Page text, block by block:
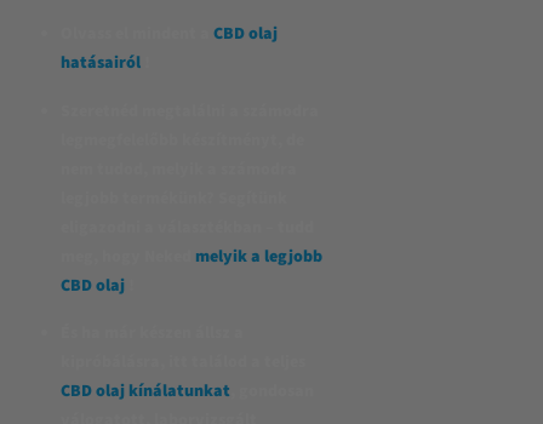
CBD olaj
hatásairól
melyik a legjobb
CBD olaj
CBD olaj kínálatunkat